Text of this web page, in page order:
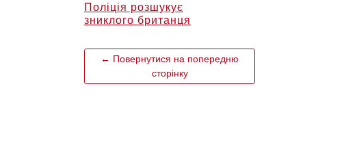
Поліція розшукує
зниклого британця
← Повернутися на попередню
сторінку